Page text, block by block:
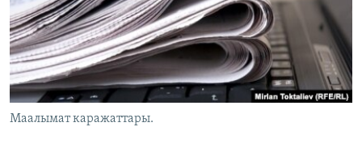
ЫҢГАЙСЫЗ СУРООЛОР
ЭЕ/АРнун бардык сайттары
Маалымат каражаттары.